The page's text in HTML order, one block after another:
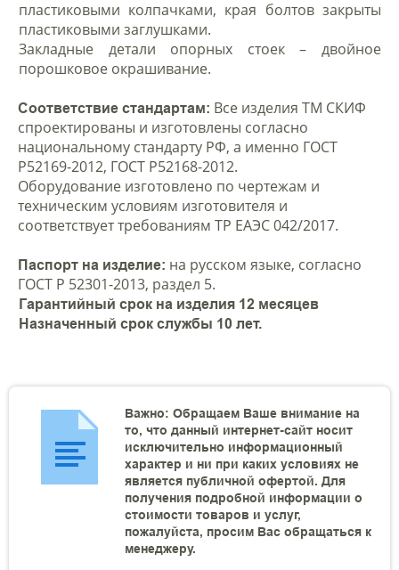
пластиковыми колпачками, края болтов закрыты
пластиковыми заглушками.
Закладные детали опорных стоек – двойное
порошковое окрашивание.
Соответствие стандартам: Все изделия ТМ СКИФ
спроектированы и изготовлены согласно
национальному стандарту РФ, а именно ГОСТ
Р52169-2012, ГОСТ Р52168-2012.
Оборудование изготовлено по чертежам и
техническим условиям изготовителя и
соответствует требованиям ТР ЕАЭС 042/2017.
Паспорт на изделие: на русском языке, согласно
ГОСТ Р 52301-2013, раздел 5.
Гарантийный срок на изделия 12 месяцев
Назначенный срок службы 10 лет.
Важно: Обращаем Ваше внимание на
то, что данный интернет-сайт носит
исключительно информационный
характер и ни при каких условиях не
является публичной офертой. Для
получения подробной информации о
стоимости товаров и услуг,
пожалуйста, просим Вас обращаться к
менеджеру.